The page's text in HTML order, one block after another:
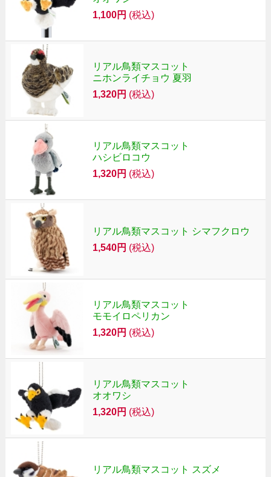
1,100円 (税込)
リアル鳥類マスコット
ニホンライチョウ 夏羽
1,320円 (税込)
リアル鳥類マスコット
ハシビロコウ
1,320円 (税込)
リアル鳥類マスコット シマフクロウ
1,540円 (税込)
リアル鳥類マスコット
モモイロペリカン
1,320円 (税込)
リアル鳥類マスコット
オオワシ
1,320円 (税込)
リアル鳥類マスコット スズメ